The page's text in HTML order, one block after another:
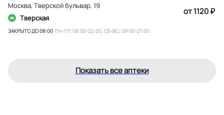
Москва, Тверской бульвар, 19
Тверская
ЗАКРЫТО ДО 08:00 ПН-ПТ: 08:00-22:00, СБ-ВС: 09:00-21:00
от 1120 ₽
Показать все аптеки